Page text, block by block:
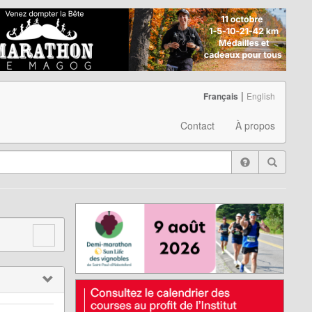
Contact À propos
Français | English